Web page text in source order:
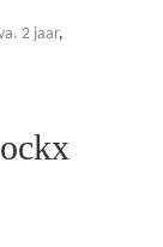
2 jaar,